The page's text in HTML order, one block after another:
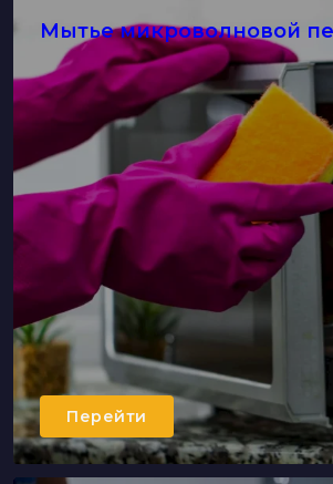
Мытье микроволновой
Перейти